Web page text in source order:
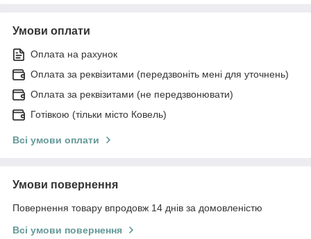
Умови оплати
Оплата на рахунок
Оплата за реквізитами (передзвоніть мені для уточнень)
Оплата за реквізитами (не передзвонювати)
Готівкою (тільки місто Ковель)
Всі умови оплати
Умови повернення
Повернення товару впродовж 14 днів за домовленістю
Всі умови повернення